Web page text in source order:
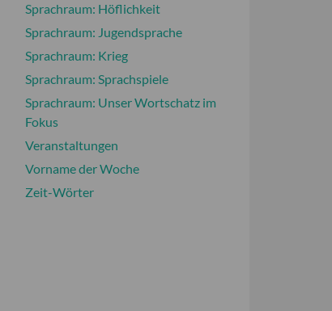
Sprachraum: Höflichkeit
Sprachraum: Jugendsprache
Sprachraum: Krieg
Sprachraum: Sprachspiele
Sprachraum: Unser Wortschatz im
Fokus
Veranstaltungen
Vorname der Woche
Zeit-Wörter